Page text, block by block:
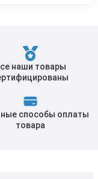
наши товары
способы оплаты
товара